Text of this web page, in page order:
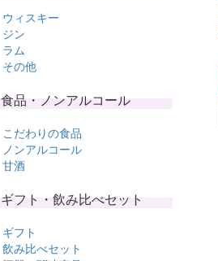
ウィスキー
ジン
ラム
その他
食品・ノンアルコール
こだわりの食品
ノンアルコール
甘酒
ギフト・飲み比べセット
ギフト
飲み比べセット